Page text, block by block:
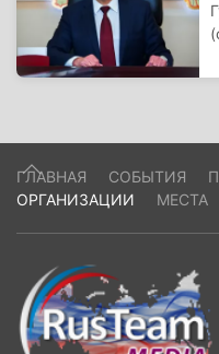
ГЛАВНАЯ СОБЫТИЯ
ОРГАНИЗАЦИИ
МЕСТА